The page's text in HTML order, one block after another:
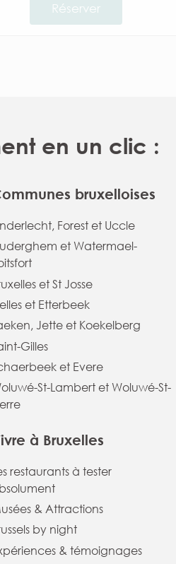
Réserver
en un clic :
bruxelloises
Forest et Uccle
et Watermael-
et St Josse
et Etterbeek
Jette et Koekelberg
Gilles
et Evere
St-Lambert et Woluwé-St-
à Bruxelles
restaurants à tester
& Attractions
by night
& témoignages